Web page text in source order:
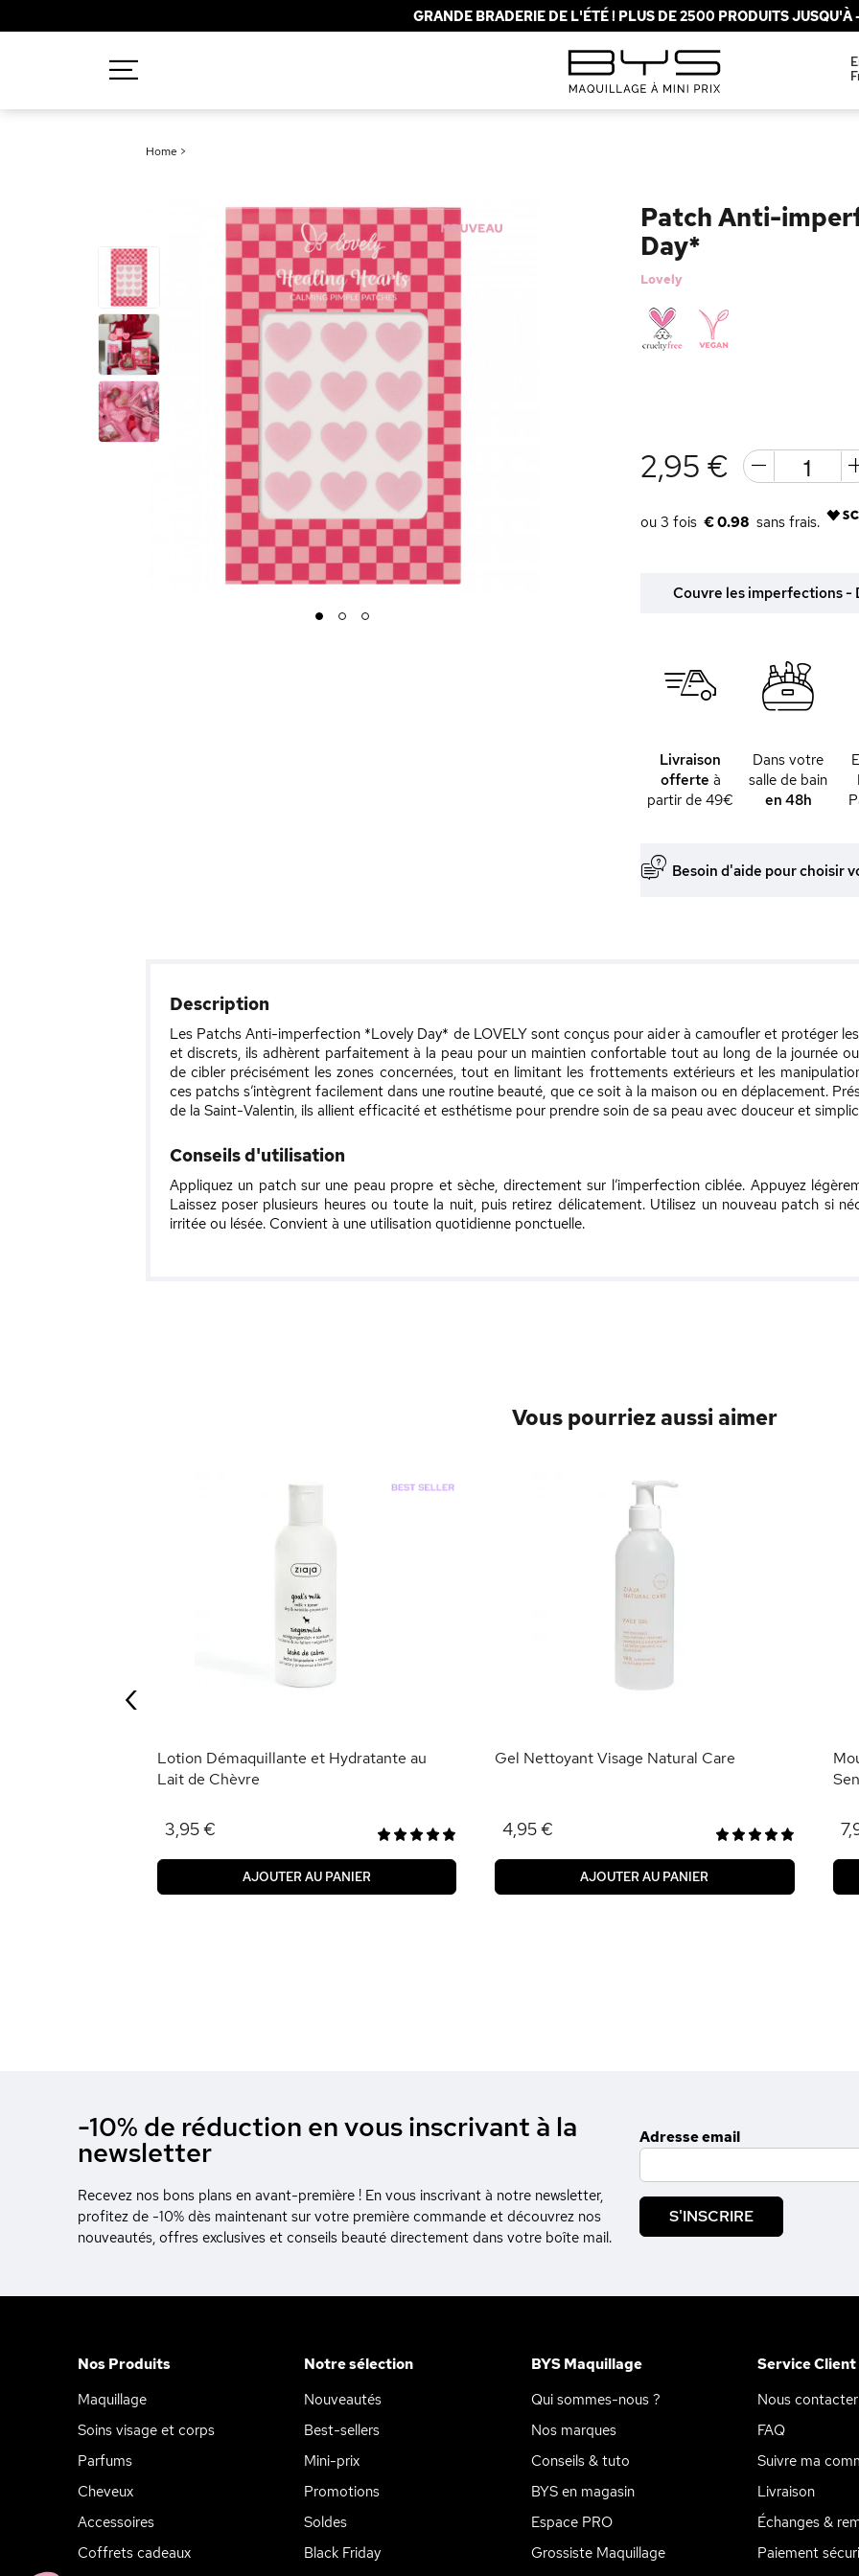
GRANDE BRADERIE DE L'ÉTÉ ! PLUS DE 2500 PRODUITS JUSQU'À
Home >
1 2 3
Patch Anti-
Day*
Lovely
2,95 €
€ 0.98
Couvre les imperfections
Livraison
offerte à
partir de 49€
Dans votre
salle de bain
en 48h
Besoin d'aide pour choisir
Description
Les Patchs Anti-imperfection *Lovely Day* de LOVELY sont conçus pour aider à camoufler et protéger
et discrets, ils adhèrent parfaitement à la peau pour un maintien confortable tout au long de la journée
de cibler précisément les zones concernées, tout en limitant les frottements extérieurs et les
ces patchs s’intègrent facilement dans une routine beauté, que ce soit à la maison ou en déplacement.
de la Saint-Valentin, ils allient efficacité et esthétisme pour prendre soin de sa peau avec douceur et
Conseils d'utilisation
Appliquez un patch sur une peau propre et sèche, directement sur l’imperfection ciblée. Appuyez
Laissez poser plusieurs heures ou toute la nuit, puis retirez délicatement. Utilisez un nouveau patch si
irritée ou lésée. Convient à une utilisation quotidienne ponctuelle.
Vous pourriez aussi aimer
Lotion Démaquillante et Hydratante au
Lait de Chèvre
3,95 €
AJOUTER AU PANIER
Gel Nettoyant Visage Natural Care
4,95 €
AJOUTER AU PANIER
‹
Solaire
Brumes
Blush
Rouge à Lèvres
-10% de réduction en vous inscrivant à la
newsletter
Recevez nos bons plans en avant-première ! En vous inscrivant à notre newsletter,
profitez de -10% dès maintenant sur votre première commande et découvrez nos
nouveautés, offres exclusives et conseils beauté directement dans votre boîte mail.
Adresse email
S'INSCRIRE
Nos Produits
Maquillage
Soins visage et corps
Parfums
Cheveux
Accessoires
Coffrets cadeaux
Notre sélection
Nouveautés
Best-sellers
Mini-prix
Promotions
Soldes
Black Friday
BYS Maquillage
Qui sommes-nous ?
Nos marques
Conseils & tuto
BYS en magasin
Espace PRO
Grossiste Maquillage
Service Client
Nous contacter
FAQ
Suivre ma
Livraison
Échanges &
Paiement
Axeptio consent
Plateforme de Gestion du Consentement : Personnalisez vos Options